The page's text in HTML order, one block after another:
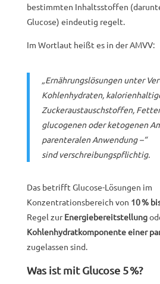
bestimmten Inhaltsstoffen
Glucose) eindeutig regelt.
Im Wortlaut heißt es in der AMVV:
„Ernährungslösungen unter
Kohlenhydraten,
Zuckeraustauschstoffen,
glucogenen oder ketogenen
parenteralen Anwendung –“
sind verschreibungspflichtig.
Das betrifft Glucose-Lösungen im
Konzentrationsbereich von 10 %
Regel zurEnergiebereitstellung
Kohlenhydratkomponente einer
zugelassen sind.
Was ist mit Glucose 5 %?